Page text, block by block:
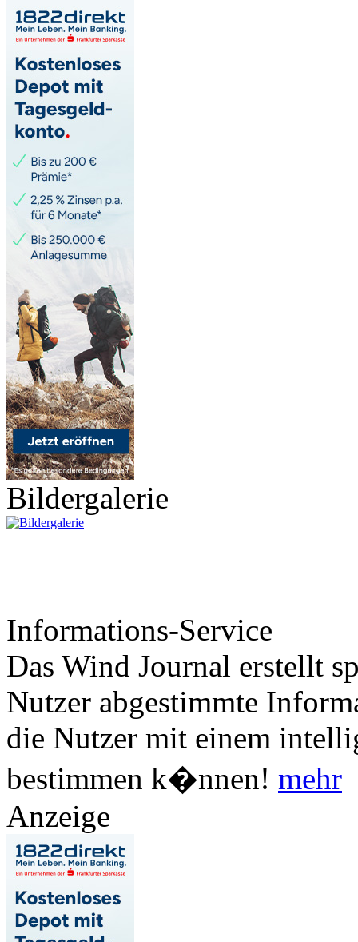
Bildergalerie
Informations-Service
Das Wind Journal erstellt
Nutzer abgestimmte
die Nutzer mit einem
bestimmen k�nnen! mehr
Anzeige